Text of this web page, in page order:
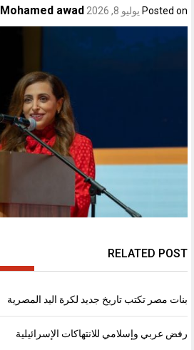
Posted on يوليو 8, 2026 Mohamed awad
RELATED POST
بنات مصر تكتب تاريخ جديد لكرة اليد المصرية
رفض عربي وإسلامي للانتهاكات الإسرائيلية